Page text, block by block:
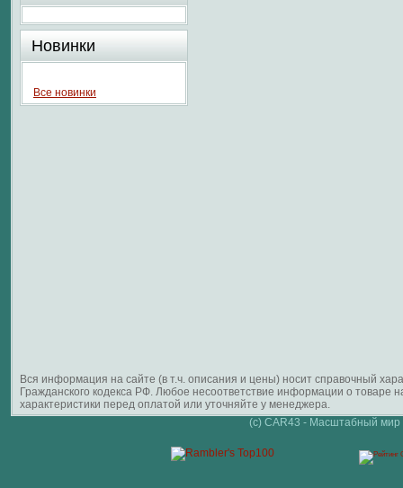
Новинки
Все новинки
Вся информация на сайте (в т.ч. описания и цены) носит справочный
Гражданского кодекса РФ. Любое несоответствие информации о
характеристики перед оплатой или уточняйте у менеджера.
(c) CAR43 - Масштабный мир